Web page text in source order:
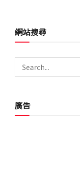
網站搜尋
廣告